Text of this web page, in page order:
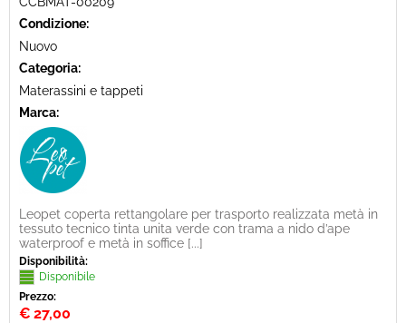
Condizione:
Nuovo
Categoria:
Materassini e tappeti
Marca:
Leopet coperta rettangolare per trasporto realizzata metà in
tessuto tecnico tinta unita verde con trama a nido d’ape
waterproof e metà in soffice [...]
Disponibilità:
Disponibile
Prezzo:
€ 27,00